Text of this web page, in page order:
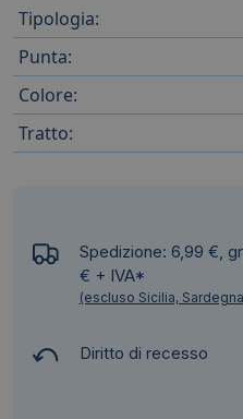
Tipologia:
Punta:
Colore:
Tratto:
Spedizione: 6,99 €,
€ + IVA*
(escluso Sicilia,
Diritto di recesso